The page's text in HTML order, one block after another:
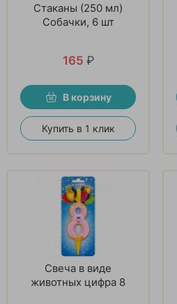
Стаканы (250 мл)
Собачки, 6 шт
165 ₽
В корзину
Купить в 1 клик
Свеча в виде
животных цифра 8